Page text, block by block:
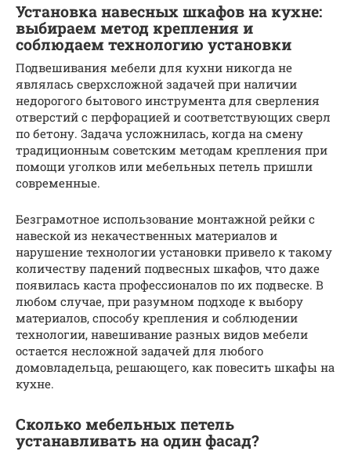
Установка навесных шкафов на кухне:
выбираем метод крепления и
соблюдаем технологию установки
Подвешивания мебели для кухни никогда не
являлась сверхсложной задачей при наличии
недорогого бытового инструмента для сверления
отверстий с перфорацией и соответствующих сверл
по бетону. Задача усложнилась, когда на смену
традиционным советским методам крепления при
помощи уголков или мебельных петель пришли
современные.
Безграмотное использование монтажной рейки с
навеской из некачественных материалов и
нарушение технологии установки привело к такому
количеству падений подвесных шкафов, что даже
появилась каста профессионалов по их подвеске. В
любом случае, при разумном подходе к выбору
материалов, способу крепления и соблюдении
технологии, навешивание разных видов мебели
остается несложной задачей для любого
домовладельца, решающего, как повесить шкафы на
кухне.
Сколько мебельных петель
устанавливать на один фасад?